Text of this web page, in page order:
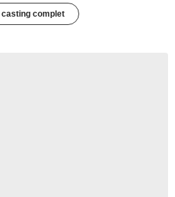
casting complet